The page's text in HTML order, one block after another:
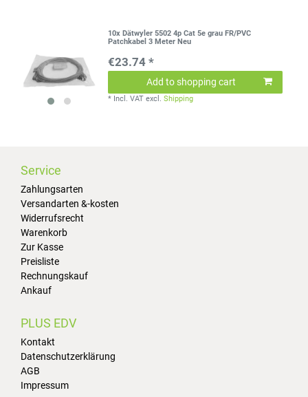
10x Dätwyler 5502 4p Cat 5e grau FR/PVC
Patchkabel 3 Meter Neu
€23.74 *
Add to shopping cart
* Incl. VAT excl.Shipping
Service
Zahlungsarten
Versandarten &-kosten
Widerrufsrecht
Warenkorb
Zur Kasse
Preisliste
Rechnungskauf
Ankauf
PLUS EDV
Kontakt
Datenschutzerklärung
AGB
Impressum